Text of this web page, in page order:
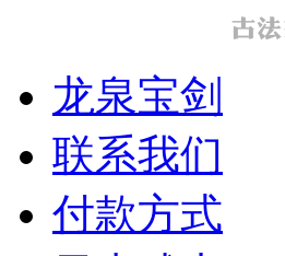
龙泉宝剑
联系我们
付款方式